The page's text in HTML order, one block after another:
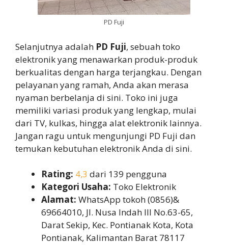
PD Fuji
Selanjutnya adalah PD Fuji, sebuah toko
elektronik yang menawarkan produk-produk
berkualitas dengan harga terjangkau. Dengan
pelayanan yang ramah, Anda akan merasa
nyaman berbelanja di sini. Toko ini juga
memiliki variasi produk yang lengkap, mulai
dari TV, kulkas, hingga alat elektronik lainnya.
Jangan ragu untuk mengunjungi PD Fuji dan
temukan kebutuhan elektronik Anda di sini.
Rating: 4,3 dari 139 pengguna
Kategori Usaha: Toko Elektronik
Alamat: WhatsApp tokoh (0856)&
69664010, Jl. Nusa Indah III No.63-65,
Darat Sekip, Kec. Pontianak Kota, Kota
Pontianak, Kalimantan Barat 78117